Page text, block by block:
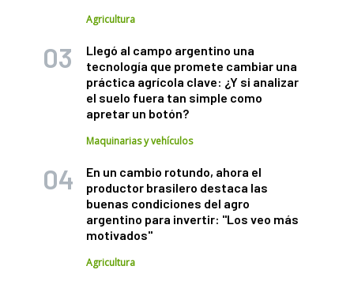
Agricultura
Llegó al campo argentino una
tecnología que promete cambiar una
práctica agrícola clave: ¿Y si analizar
el suelo fuera tan simple como
apretar un botón?
Maquinarias y vehículos
En un cambio rotundo, ahora el
productor brasilero destaca las
buenas condiciones del agro
argentino para invertir: "Los veo más
motivados"
Agricultura